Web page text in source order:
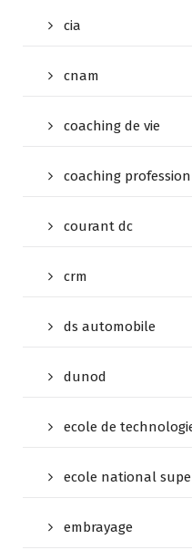
cia
cnam
coaching de vie
coaching
courant dc
crm
ds automobile
dunod
ecole de
ecole national
embrayage